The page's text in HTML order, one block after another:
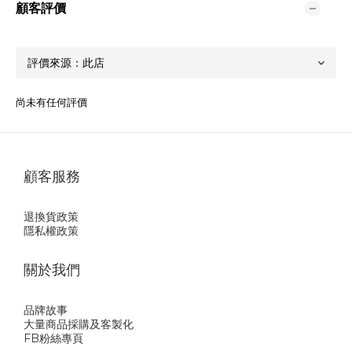
顧客評價
尚未有任何評價
顧客服務
退換貨政策
隱私權政策
關於我們
品牌故事
大量商品採購及客製化
FB粉絲專頁